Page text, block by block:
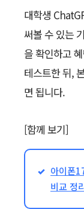
대학생
써볼 수 있는
을 확인하고
테스트한 뒤,
면 됩니다.
[함께 보기]
아이폰
비교 정